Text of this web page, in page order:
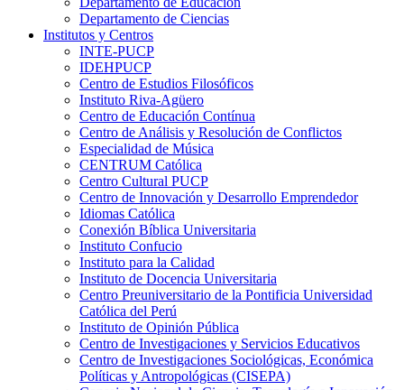
Departamento de Ciencias
Institutos y Centros
INTE-PUCP
IDEHPUCP
Centro de Estudios Filosóficos
Instituto Riva-Agüero
Centro de Educación Contínua
Centro de Análisis y Resolución de Conflictos
Especialidad de Música
CENTRUM Católica
Centro Cultural PUCP
Centro de Innovación y Desarrollo Emprendedor
Idiomas Católica
Conexión Bíblica Universitaria
Instituto Confucio
Instituto para la Calidad
Instituto de Docencia Universitaria
Centro Preuniversitario de la Pontificia Universidad
Católica del Perú
Instituto de Opinión Pública
Centro de Investigaciones y Servicios Educativos
Centro de Investigaciones Sociológicas, Económica
Políticas y Antropológicas (CISEPA)